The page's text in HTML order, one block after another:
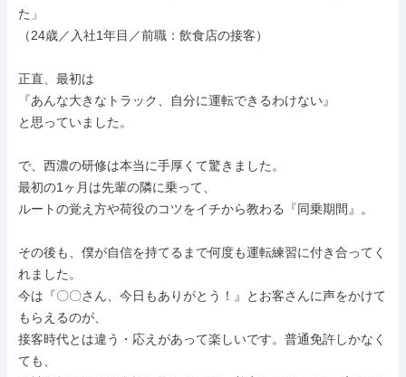
た」
（24歳／入社1年目／前職：飲食店の接客）
正直、最初は
『あんな大きなトラック、自分に運転できるわけない』
と思っていました。
で、西濃の研修は本当に手厚くて驚きました。
最初の1ヶ月は先輩の隣に乗って、
ルートの覚え方や荷役のコツをイチから教わる『同乗期間』。
その後も、僕が自信を持てるまで何度も運転練習に付き合ってく
れました。
今は『〇〇さん、今日もありがとう！』とお客さんに声をかけて
もらえるのが、
接客時代とは違う・応えがあって楽しいです。普通免許しかなく
ても、